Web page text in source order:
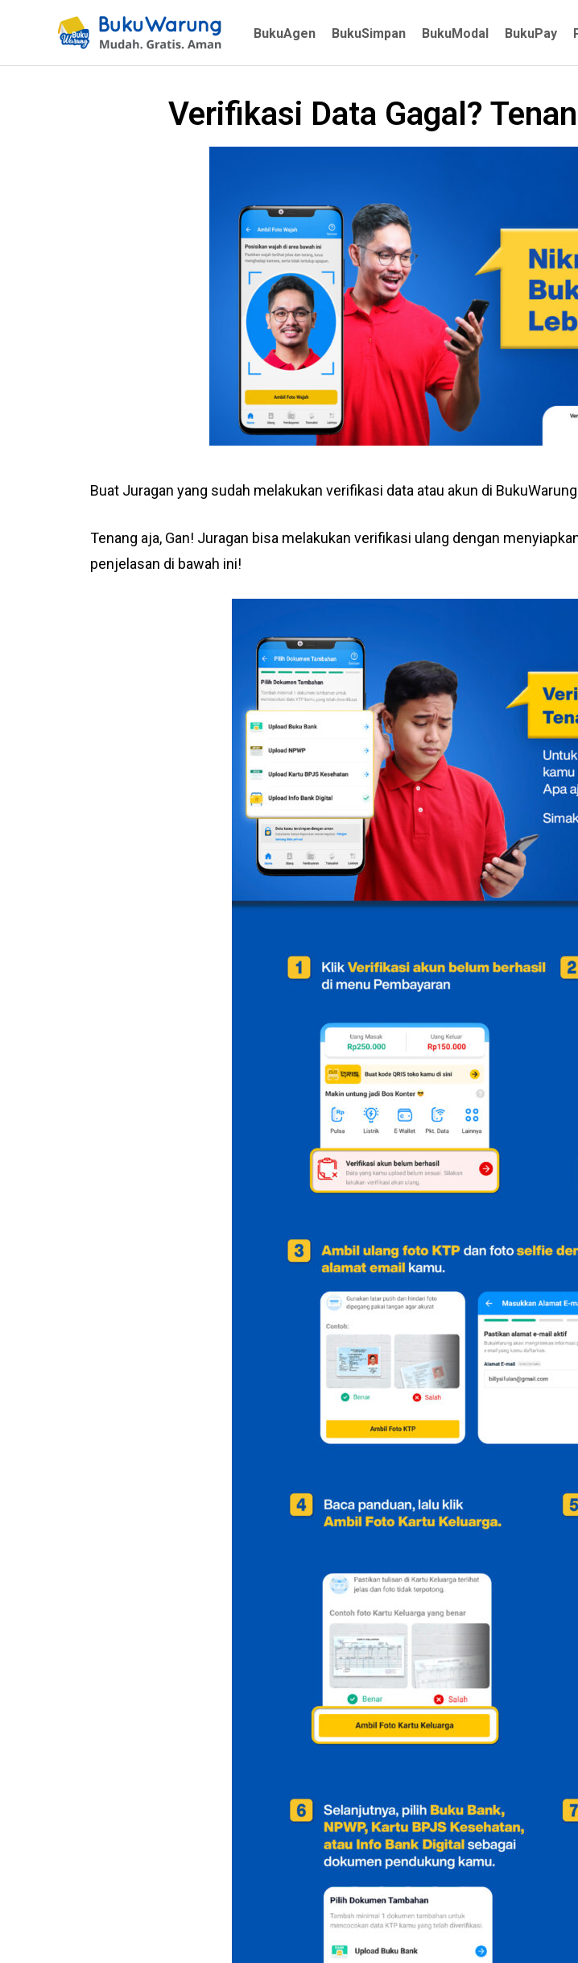
BukuAgen BukuSimpan BukuModal BukuPay
Verifikasi Data Gagal?
Buat Juragan yang sudah melakukan verifikasi data atau akun di
Tenang aja, Gan! Juragan bisa melakukan verifikasi ulang dengan
penjelasan di bawah ini!